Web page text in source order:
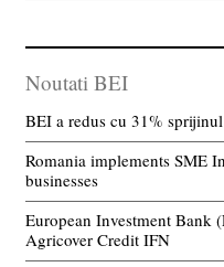
Noutati BEI
BEI a redus cu 31%
Romania implements SME
businesses
European Investment
Agricover Credit IFN